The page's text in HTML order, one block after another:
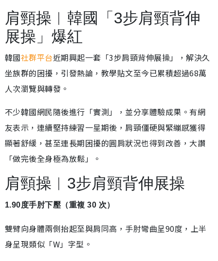
肩頸操︱韓國「3步肩頸背伸
展操」爆紅
韓國社群平台近期興起一套「3步肩頸背伸展操」，解決久
坐族群的困擾，引發熱論，教學貼文至今已累積超過68萬
人次瀏覽與轉發。
不少韓國網民隨後進行「實測」，並分享體驗成果。有網
友表示，連續堅持練習一星期後，肩頸僵硬與緊繃感獲得
顯著舒緩，甚至連長期困擾的圓肩狀況也得到改善，大讚
「做完後全身極為放鬆」。
肩頸操︱3步肩頸背伸展操
1.90度手肘下壓（重複 30 次）
雙臂向身體兩側抬起至與肩同高，手肘彎曲呈90度，上半
身呈現類似「W」字型。